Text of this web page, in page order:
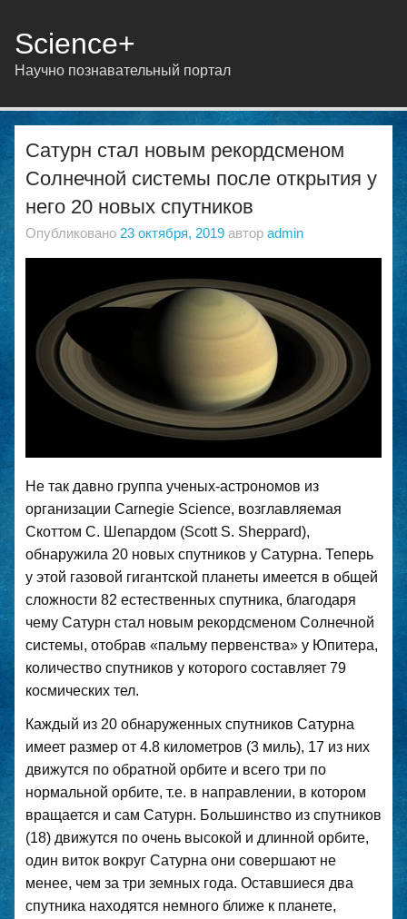
Science+
Научно познавательный портал
Сатурн стал новым рекордсменом
Солнечной системы после открытия у
него 20 новых спутников
Опубликовано 23 октября, 2019 автор admin
Не так давно группа ученых-астрономов из
организации Carnegie Science, возглавляемая
Скоттом С. Шепардом (Scott S. Sheppard),
обнаружила 20 новых спутников у Сатурна. Теперь
у этой газовой гигантской планеты имеется в общей
сложности 82 естественных спутника, благодаря
чему Сатурн стал новым рекордсменом Солнечной
системы, отобрав «пальму первенства» у Юпитера,
количество спутников у которого составляет 79
космических тел.
Каждый из 20 обнаруженных спутников Сатурна
имеет размер от 4.8 километров (3 миль), 17 из них
движутся по обратной орбите и всего три по
нормальной орбите, т.е. в направлении, в котором
вращается и сам Сатурн. Большинство из спутников
(18) движутся по очень высокой и длинной орбите,
один виток вокруг Сатурна они совершают не
менее, чем за три земных года. Оставшиеся два
спутника находятся немного ближе к планете,